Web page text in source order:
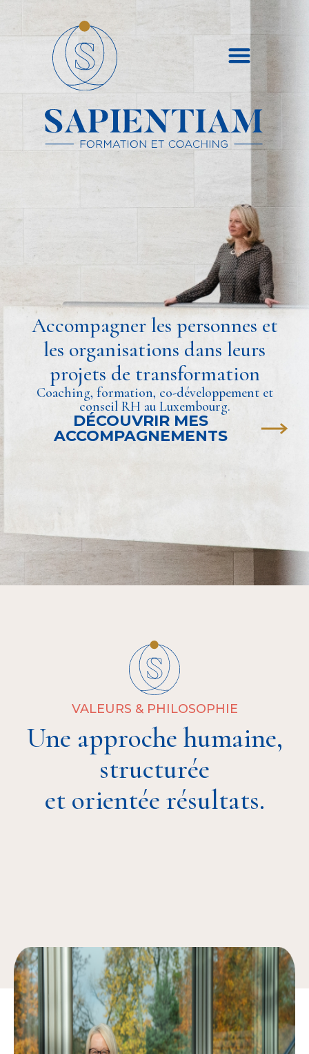
Accompagner les personnes et
les organisations dans leurs
projets de transformation
Coaching, formation, co-développement et
conseil RH au Luxembourg.
DÉCOUVRIR MES
ACCOMPAGNEMENTS
VALEURS & PHILOSOPHIE
Une approche humaine,
structurée
et orientée résultats.